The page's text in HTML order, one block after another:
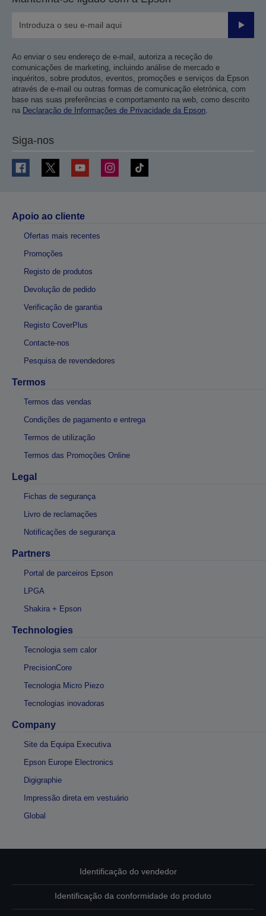
Enviar
Ao enviar o seu endereço de e-mail, autoriza a receção de
comunicações de marketing, incluindo análise de mercado e
inquéritos, sobre produtos, eventos, promoções e serviços da Epson
através de e-mail ou outras formas de comunicação eletrónica, com
base nas suas preferências e comportamento na web, como descrito
na Declaração de Informações de Privacidade da Epson.
Siga-nos
Apoio ao cliente
Ofertas mais recentes
Promoções
Registo de produtos
Devolução de pedido
Verificação de garantia
Registo CoverPlus
Contacte-nos
Pesquisa de revendedores
Termos
Termos das vendas
Condições de pagamento e entrega
Termos de utilização
Termos das Promoções Online
Legal
Fichas de segurança
Livro de reclamações
Notificações de segurança
Partners
Portal de parceiros Epson
LPGA
Shakira + Epson
Technologies
Tecnologia sem calor
PrecisionCore
Tecnologia Micro Piezo
Tecnologias inovadoras
Company
Site da Equipa Executiva
Epson Europe Electronics
Digigraphie
Impressão direta em vestuário
Global
Identificação do vendedor
Identificação da conformidade do produto